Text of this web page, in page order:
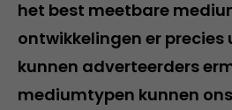
het best meetbare
ontwikkelingen er precies
kunnen adverteerders
mediumtypen kunnen